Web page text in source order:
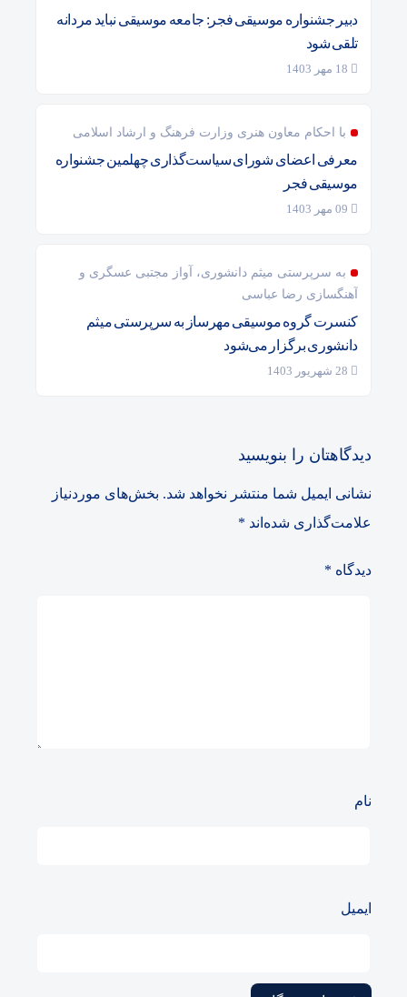
دبیر جشنواره موسیقی فجر: جامعه موسیقی نباید مردانه
تلقی شود
با احکام معاون هنری وزارت فرهنگ و ارشاد اسلامی
معرفی اعضای شورای سیاست‌گذاری چهلمین جشنواره
موسیقی فجر
به سرپرستی میثم دانشوری، آواز مجتبی عسگری و
آهنگسازی رضا عباسی
کنسرت گروه موسیقی مهرساز به سرپرستی میثم
دانشوری برگزار می‌شود
دیدگاهتان را بنویسید
نشانی ایمیل شما منتشر نخواهد شد. بخش‌های موردنیاز
علامت‌گذاری شده‌اند *
دیدگاه *
نام
ایمیل